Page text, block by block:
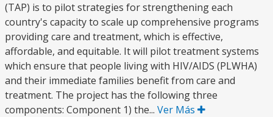
(TAP) is to pilot strategies for strengthening each
country's capacity to scale up comprehensive programs
providing care and treatment, which is effective,
affordable, and equitable. It will pilot treatment systems
which ensure that people living with HIV/AIDS (PLWHA)
and their immediate families benefit from care and
treatment. The project has the following three
components: Component 1) the... Ver Más